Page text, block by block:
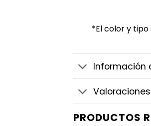
*El color y
Información
Valoraciones
PRODUCTOS